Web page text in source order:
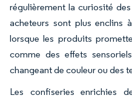
régulièrement la curiosité
acheteurs sont plus enclins
lorsque les produits
comme des effets
changeant de couleur ou des
Les confiseries enrichies